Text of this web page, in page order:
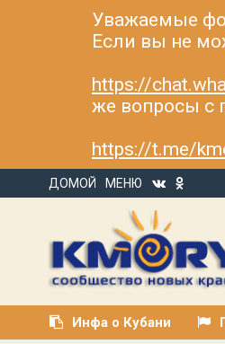
Уважаемые
Если вы не
https://
же вопросы с
https://t.me/
ДОМОЙ МЕНЮ
Инфа о Кубани